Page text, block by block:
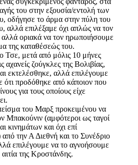
του στην εξουσία/εντολή των
οδήγησε το άρμα στην πύλη του
αλλά επιλέξαμε όχι απλώς να τον
οριακά να τον ηρωποιήσουμε
της καταθέσεώς του.
Τσε, μετά από μόλις 10 μήνες
αχανείς ζούγκλες της Βολιβίας,
εκτελέσθηκε, αλλά επιλέγουμε
ότι προδόθηκε από κάποιον που
για τους οποίους είχε
του Μαρξ προκειμένου να
Μπακούνιν (αμφότεροι ως ταγοί
κινημάτων και όχι επί
την Α Διεθνή και το Συνέδριο
επιλέγουμε να το αγνοήσουμε
αιτία της Κροστάνδης.